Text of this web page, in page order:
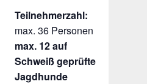
Teilnehmerzahl:
max. 36 Personen
max. 12 auf
Schweiß geprüfte
Jagdhunde